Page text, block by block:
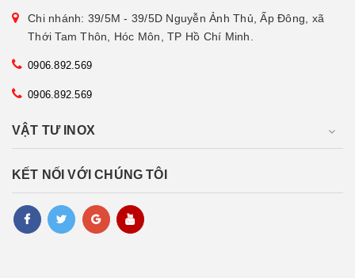
Chi nhánh: 39/5M - 39/5D Nguyễn Ảnh Thủ, Ấp Đông, xã
Thới Tam Thôn, Hóc Môn, TP Hồ Chí Minh.
0906.892.569
0906.892.569
VẬT TƯ INOX
KẾT NỐI VỚI CHÚNG TÔI